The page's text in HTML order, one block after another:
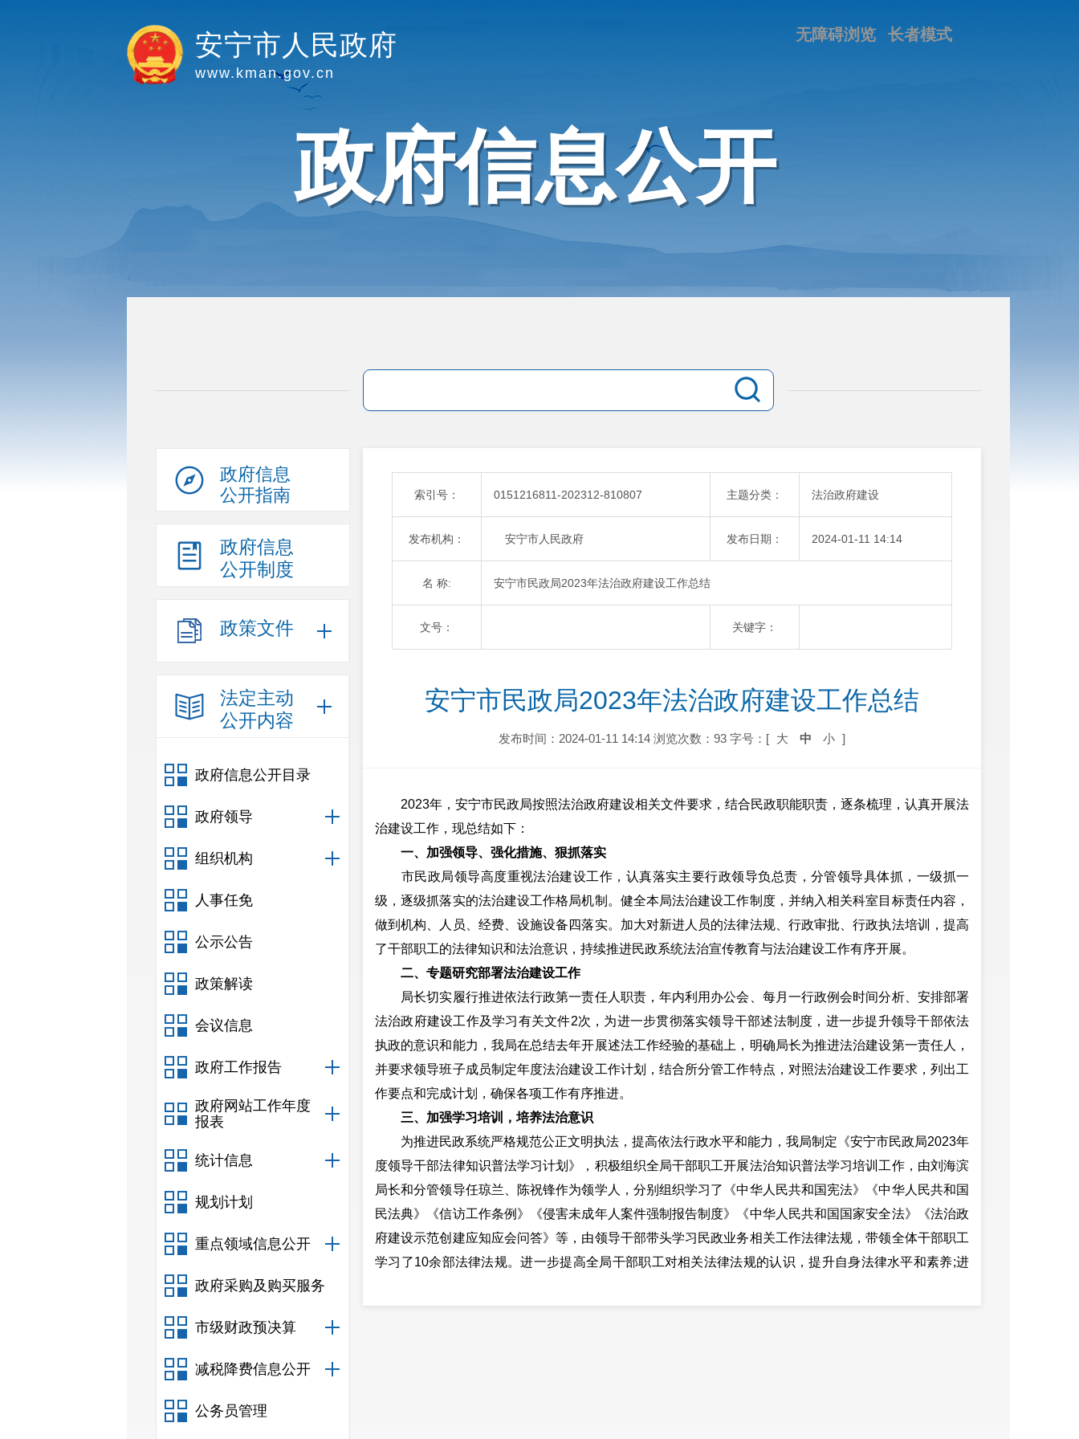
长者模式
无障碍浏览
安宁市人民政府
www.kman.gov.cn
政府信息公开
政府信息
公开指南
政府信息
公开制度
政策文件
法定主动
公开内容
政府信息公开目录
政府领导
组织机构
人事任免
公示公告
政策解读
会议信息
政府工作报告
政府网站工作年度
报表
统计信息
规划计划
重点领域信息公开
政府采购及购买服务
市级财政预决算
减税降费信息公开
公务员管理
索引号： 0151216811-202312-810807 主题分类： 法治政府建设
发布机构： 安宁市人民政府 发布日期： 2024-01-11 14:14
名 称: 安宁市民政局2023年法治政府建设工作总结
文号： 关键字：
安宁市民政局2023年法治政府建设工作总结
发布时间：2024-01-11 14:14 浏览次数：93 字号：[ 大 中 小 ]
2023年，安宁市民政局按照法治政府建设相关文件要求，结合民政职能职责，逐条梳理，认真开展法
治建设工作，现总结如下：
一、加强领导、强化措施、狠抓落实
市民政局领导高度重视法治建设工作，认真落实主要行政领导负总责，分管领导具体抓，一级抓一
级，逐级抓落实的法治建设工作格局机制。健全本局法治建设工作制度，并纳入相关科室目标责任内容，
做到机构、人员、经费、设施设备四落实。加大对新进人员的法律法规、行政审批、行政执法培训，提高
了干部职工的法律知识和法治意识，持续推进民政系统法治宣传教育与法治建设工作有序开展。
二、专题研究部署法治建设工作
局长切实履行推进依法行政第一责任人职责，年内利用办公会、每月一行政例会时间分析、安排部署
法治政府建设工作及学习有关文件2次，为进一步贯彻落实领导干部述法制度，进一步提升领导干部依法
执政的意识和能力，我局在总结去年开展述法工作经验的基础上，明确局长为推进法治建设第一责任人，
并要求领导班子成员制定年度法治建设工作计划，结合所分管工作特点，对照法治建设工作要求，列出工
作要点和完成计划，确保各项工作有序推进。
三、加强学习培训，培养法治意识
为推进民政系统严格规范公正文明执法，提高依法行政水平和能力，我局制定《安宁市民政局2023年
度领导干部法律知识普法学习计划》，积极组织全局干部职工开展法治知识普法学习培训工作，由刘海滨
局长和分管领导任琼兰、陈祝锋作为领学人，分别组织学习了《中华人民共和国宪法》《中华人民共和国
民法典》《信访工作条例》《侵害未成年人案件强制报告制度》《中华人民共和国国家安全法》《法治政
府建设示范创建应知应会问答》等，由领导干部带头学习民政业务相关工作法律法规，带领全体干部职工
学习了10余部法律法规。进一步提高全局干部职工对相关法律法规的认识，提升自身法律水平和素养;进
法工作的顺利实施。